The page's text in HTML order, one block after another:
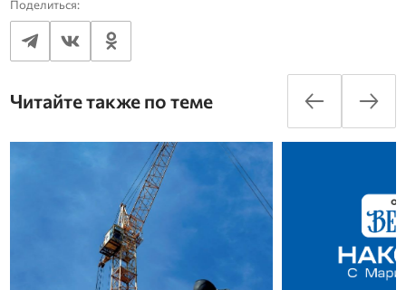
Поделиться:
Читайте также по теме